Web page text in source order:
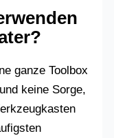
ganze Toolbox
keine Sorge,